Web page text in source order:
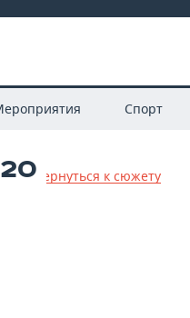
Спорт
/ Вернуться к сюжету